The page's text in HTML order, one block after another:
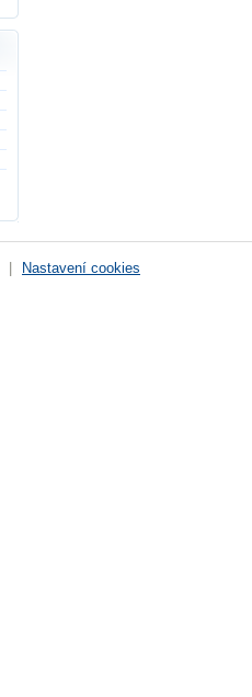
Nastavení cookies